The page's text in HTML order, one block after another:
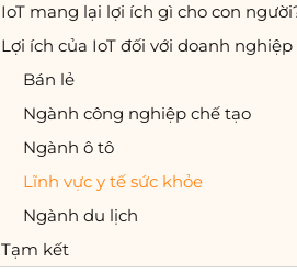
IoT mang lại lợi ích gì cho con
Lợi ích của IoT đối với doanh nghiệp
Bán lẻ
Ngành công nghiệp chế tạo
Ngành ô tô
Lĩnh vực y tế sức khỏe
Ngành du lịch
Tạm kết